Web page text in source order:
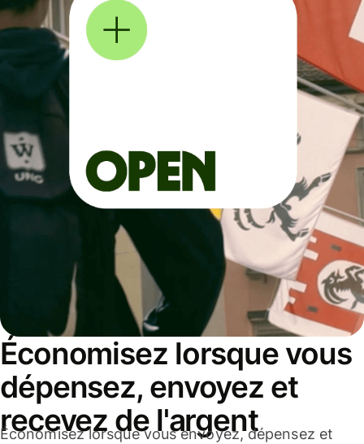
Économisez lorsque vous
dépensez, envoyez et
recevez de l'argent
Économisez lorsque vous envoyez, dépensez et